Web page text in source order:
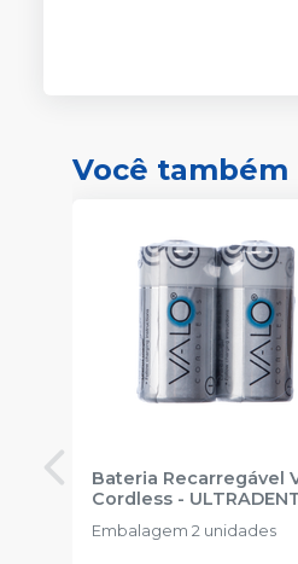
Você também
Bateria Recarregável
Cordless -
Embalagem 2 unidades